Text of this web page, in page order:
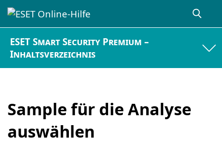
ESET Smart Security Premium –
Inhaltsverzeichnis
Sample für die Analyse
auswählen